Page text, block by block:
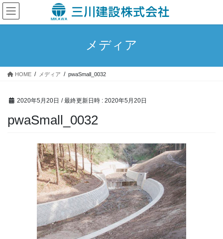
コ
ン
テ
ス
ナ
ビ
ゲ
ン
メディア
HOME メディア pwaSmall_0032
2020年5月20日 / 最終更新日時 : 2020年5月20日
pwaSmall_0032